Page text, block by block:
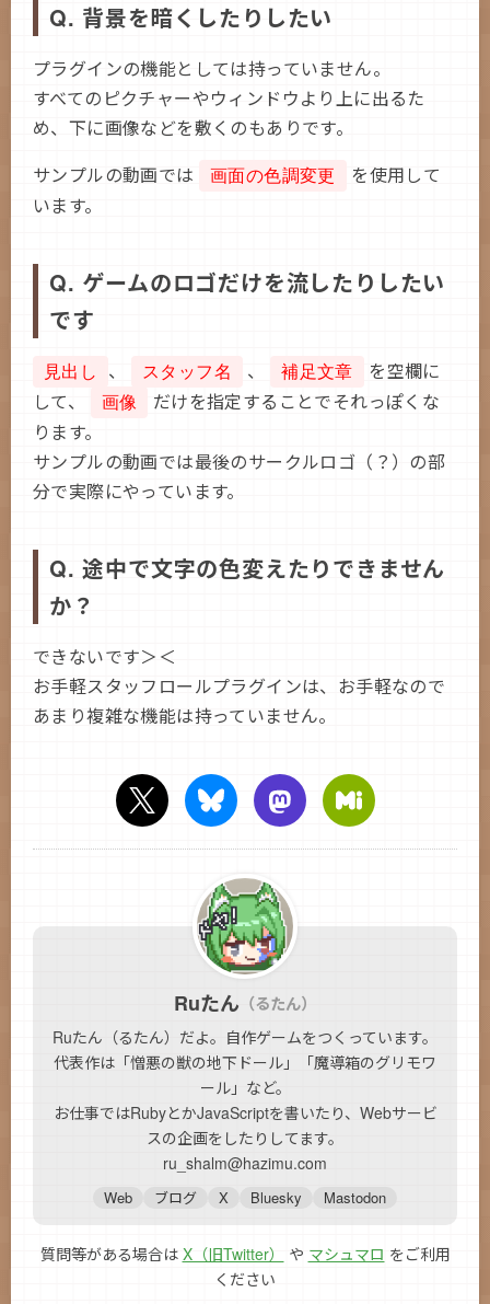
Q. 背景を暗くしたりしたい
プラグインの機能としては持っていません。
すべてのピクチャーやウィンドウより上に出るた
め、下に画像などを敷くのもありです。
サンプルの動画では
画面の色調変更
を使用して
います。
Q. ゲームのロゴだけを流したりしたい
です
見出し 、 スタッフ名 、 補足文章
を空欄に
して、
画像
だけを指定することでそれっぽくな
ります。
サンプルの動画では最後のサークルロゴ（？）の部
分で実際にやっています。
Q. 途中で文字の色変えたりできません
か？
できないです＞＜
お手軽スタッフロールプラグインは、お手軽なので
あまり複雑な機能は持っていません。
Ruたん （るたん）
Ruたん（るたん）だよ。自作ゲームをつくっています。
代表作は「憎悪の獣の地下ドール」「魔導箱のグリモワ
ール」など。
お仕事ではRubyとかJavaScriptを書いたり、Webサービ
スの企画をしたりしてます。
ru_shalm@hazimu.com
Web ブログ X Bluesky Mastodon
質問等がある場合は X（旧Twitter） や マシュマロ をご利用
ください